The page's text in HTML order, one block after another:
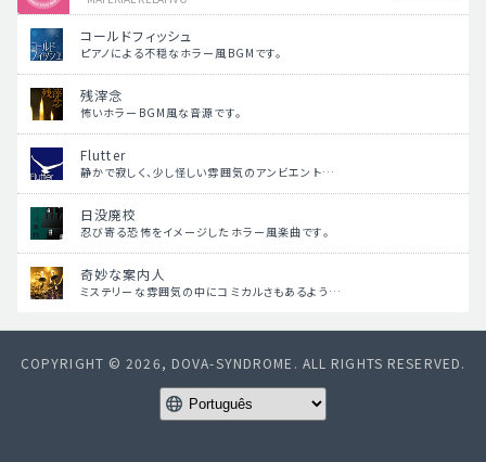
コールドフィッシュ
ピアノによる不穏なホラー風BGMです。
残滓念
怖いホラーBGM風な音源です。
Flutter
静かで寂しく、少し怪しい雰囲気のアンビエント…
日没廃校
忍び寄る恐怖をイメージしたホラー風楽曲です。
奇妙な案内人
ミステリーな雰囲気の中にコミカルさもあるよう…
COPYRIGHT © 2026, DOVA-SYNDROME. ALL RIGHTS RESERVED.